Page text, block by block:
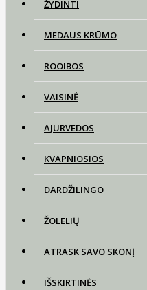
ŽYDINTI
MEDAUS KRŪMO
ROOIBOS
VAISINĖ
AJURVEDOS
KVAPNIOSIOS
DARDŽILINGO
ŽOLELIŲ
ATRASK SAVO SKONĮ
IŠSKIRTINĖS